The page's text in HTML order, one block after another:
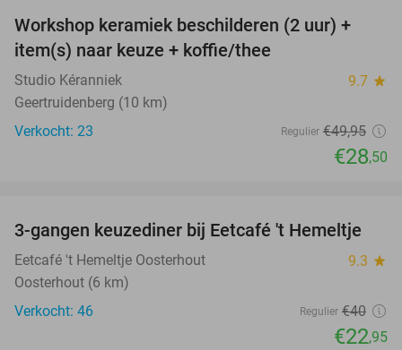
43%
TODAY
Workshop keramiek beschilderen (2 uur) +
item(s) naar keuze + koffie/thee
Studio Kéranniek 9.7 star
Geertruidenberg (10 km)
Verkocht: 23
Regulier €49,95
€28,50
43%
3-gangen keuzediner bij Eetcafé 't Hemeltje
Eetcafé 't Hemeltje Oosterhout 9.3 star
Oosterhout (6 km)
Verkocht: 46
Regulier €40
€22,95